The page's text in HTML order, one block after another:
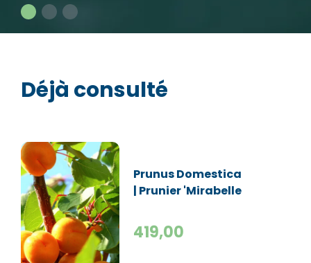
Déjà consulté
Prunus Domestica
| Prunier 'Mirabelle
tige
419,00